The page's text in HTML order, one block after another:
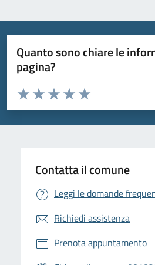
Quanto sono chiare le
pagina?
Valuta da 1 a 5 stelle la pagina
Valuta 5 stelle su 5
Valuta 4 stelle su 5
Valuta 3 stelle su 5
Valuta 2 stelle su 5
Valuta 1 stelle su 5
Contatta il comune
Leggi le domande
Richiedi assistenza
Prenota appuntamento